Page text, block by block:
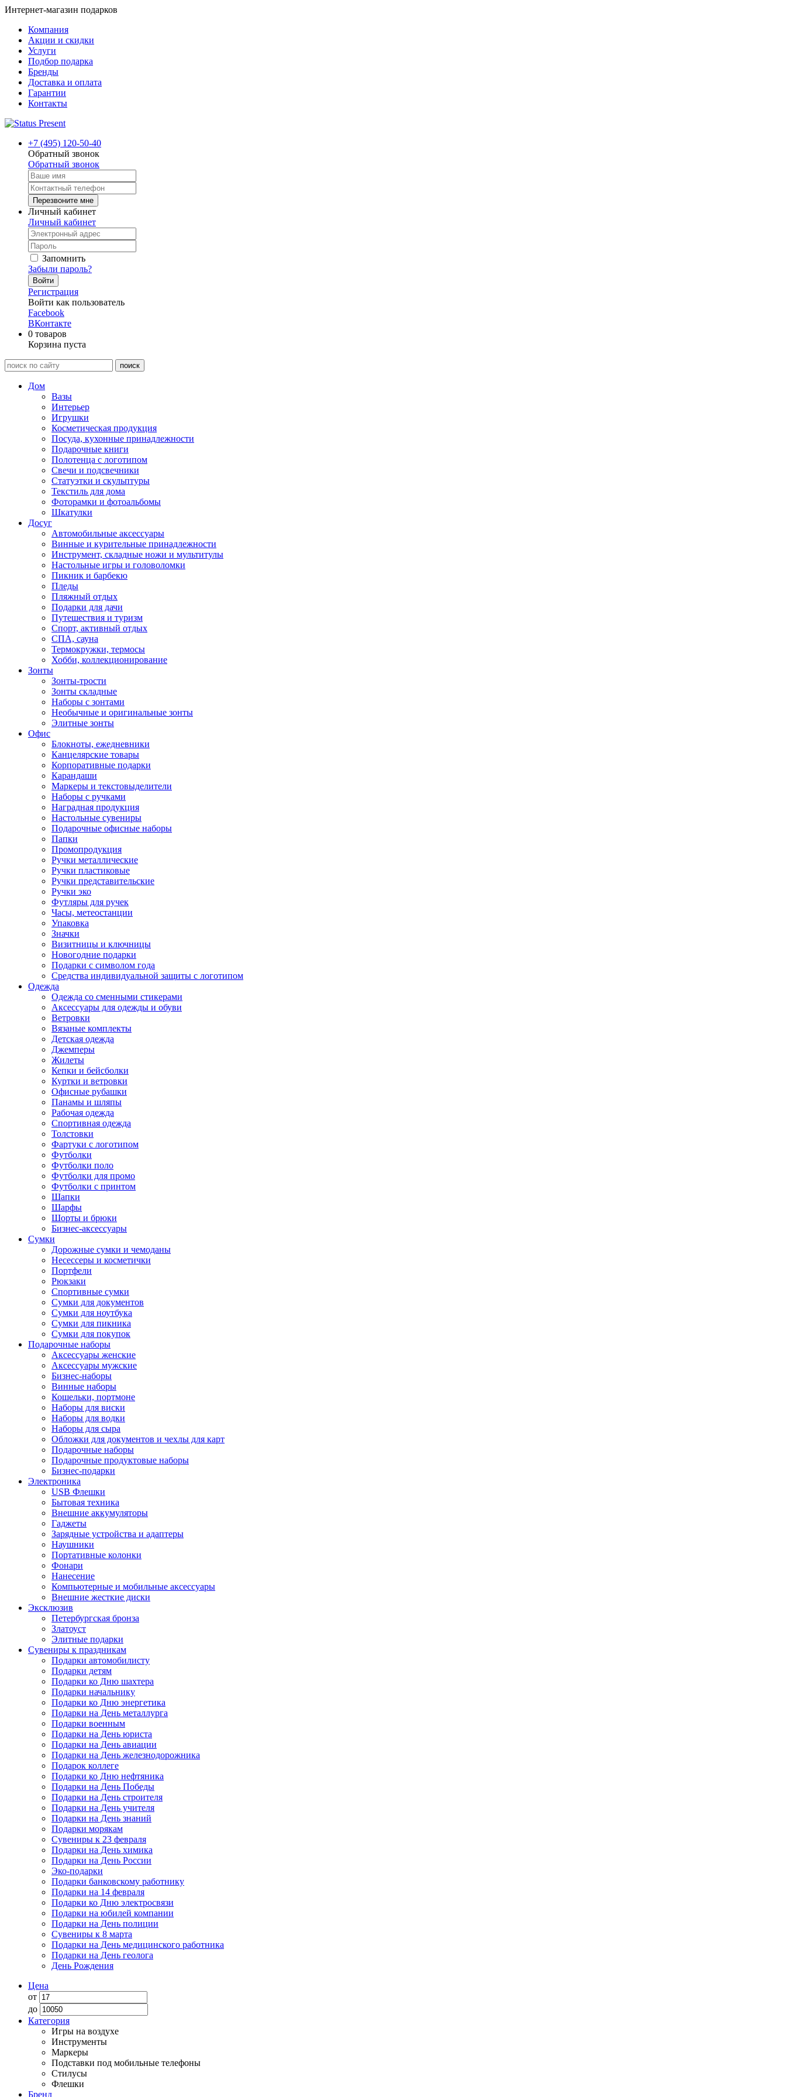
Интернет-магазин подарков
Компания
Акции и скидки
Услуги
Подбор подарка
Бренды
Доставка и оплата
Гарантии
Контакты
+7 (495) 120-50-40
Обратный звонок
Обратный звонок
Перезвоните мне
Личный кабинет
Личный кабинет
Запомнить
Забыли пароль?
Войти
Регистрация
Войти как пользователь
Facebook
ВКонтакте
0 товаров
Корзина пуста
Дом
Вазы
Интерьер
Игрушки
Косметическая продукция
Посуда, кухонные принадлежности
Подарочные книги
Полотенца с логотипом
Свечи и подсвечники
Статуэтки и скульптуры
Текстиль для дома
Фоторамки и фотоальбомы
Шкатулки
Досуг
Автомобильные аксессуары
Винные и курительные принадлежности
Инструмент, складные ножи и мультитулы
Настольные игры и головоломки
Пикник и барбекю
Пледы
Пляжный отдых
Подарки для дачи
Путешествия и туризм
Спорт, активный отдых
СПА, сауна
Термокружки, термосы
Хобби, коллекционирование
Зонты
Зонты-трости
Зонты складные
Наборы с зонтами
Необычные и оригинальные зонты
Элитные зонты
Офис
Блокноты, ежедневники
Канцелярские товары
Корпоративные подарки
Карандаши
Маркеры и текстовыделители
Наборы с ручками
Наградная продукция
Настольные сувениры
Подарочные офисные наборы
Папки
Промопродукция
Ручки металлические
Ручки пластиковые
Ручки представительские
Ручки эко
Футляры для ручек
Часы, метеостанции
Упаковка
Значки
Визитницы и ключницы
Новогодние подарки
Подарки с символом года
Средства индивидуальной защиты с логотипом
Одежда
Одежда со сменными стикерами
Аксессуары для одежды и обуви
Ветровки
Вязаные комплекты
Детская одежда
Джемперы
Жилеты
Кепки и бейсболки
Куртки и ветровки
Офисные рубашки
Панамы и шляпы
Рабочая одежда
Спортивная одежда
Толстовки
Фартуки с логотипом
Футболки
Футболки поло
Футболки для промо
Футболки с принтом
Шапки
Шарфы
Шорты и брюки
Бизнес-аксессуары
Сумки
Дорожные сумки и чемоданы
Несессеры и косметички
Портфели
Рюкзаки
Спортивные сумки
Сумки для документов
Сумки для ноутбука
Сумки для пикника
Сумки для покупок
Подарочные наборы
Аксессуары женские
Аксессуары мужские
Бизнес-наборы
Винные наборы
Кошельки, портмоне
Наборы для виски
Наборы для водки
Наборы для сыра
Обложки для документов и чехлы для карт
Подарочные наборы
Подарочные продуктовые наборы
Бизнес-подарки
Электроника
USB Флешки
Бытовая техника
Внешние аккумуляторы
Гаджеты
Зарядные устройства и адаптеры
Наушники
Портативные колонки
Фонари
Нанесение
Компьютерные и мобильные аксессуары
Внешние жесткие диски
Эксклюзив
Петербургская бронза
Златоуст
Элитные подарки
Сувениры к праздникам
Подарки автомобилисту
Подарки детям
Подарки ко Дню шахтера
Подарки начальнику
Подарки ко Дню энергетика
Подарки на День металлурга
Подарки военным
Подарки на День юриста
Подарки на День авиации
Подарки на День железнодорожника
Подарок коллеге
Подарки ко Дню нефтяника
Подарки на День Победы
Подарки на День строителя
Подарки на День учителя
Подарки на День знаний
Подарки морякам
Сувениры к 23 февраля
Подарки на День химика
Подарки на День России
Эко-подарки
Подарки банковскому работнику
Подарки на 14 февраля
Подарки ко Дню электросвязи
Подарки на юбилей компании
Подарки на День полиции
Сувениры к 8 марта
Подарки на День медицинского работника
Подарки на День геолога
День Рождения
Цена
от
до
Категория
Игры на воздухе
Инструменты
Маркеры
Подставки под мобильные телефоны
Стилусы
Флешки
Бренд